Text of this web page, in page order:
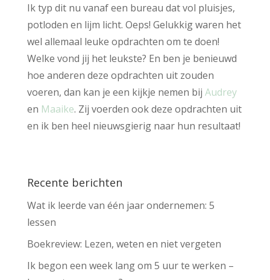
Ik typ dit nu vanaf een bureau dat vol pluisjes,
potloden en lijm licht. Oeps! Gelukkig waren het
wel allemaal leuke opdrachten om te doen!
Welke vond jij het leukste? En ben je benieuwd
hoe anderen deze opdrachten uit zouden
voeren, dan kan je een kijkje nemen bij Audrey
en Maaike. Zij voerden ook deze opdrachten uit
en ik ben heel nieuwsgierig naar hun resultaat!
Recente berichten
Wat ik leerde van één jaar ondernemen: 5
lessen
Boekreview: Lezen, weten en niet vergeten
Ik begon een week lang om 5 uur te werken –